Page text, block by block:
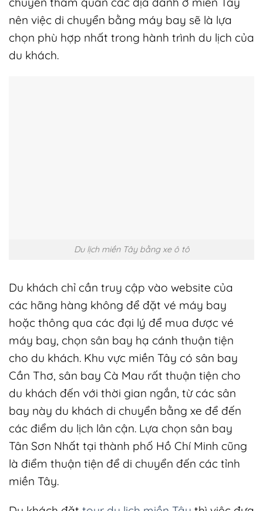
nên việc di chuyển bằng máy bay sẽ là lựa
chọn phù hợp nhất trong hành trình du lịch của
du khách.
Du lịch miền Tây bằng xe ô tô
Du khách chỉ cần truy cập vào website của
các hãng hàng không để đặt vé máy bay
hoặc thông qua các đại lý để mua được vé
máy bay, chọn sân bay hạ cánh thuận tiện
cho du khách. Khu vực miền Tây có sân bay
Cần Thơ, sân bay Cà Mau rất thuận tiện cho
du khách đến với thời gian ngắn, từ các sân
bay này du khách di chuyển bằng xe để đến
các điểm du lịch lân cận. Lựa chọn sân bay
Tân Sơn Nhất tại thành phố Hồ Chí Minh cũng
là điểm thuận tiện để di chuyển đến các tỉnh
miền Tây.